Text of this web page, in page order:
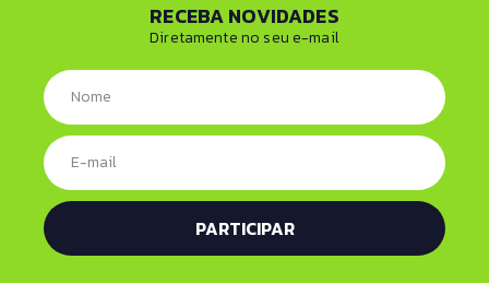
RECEBA NOVIDADES
Diretamente no seu e-mail